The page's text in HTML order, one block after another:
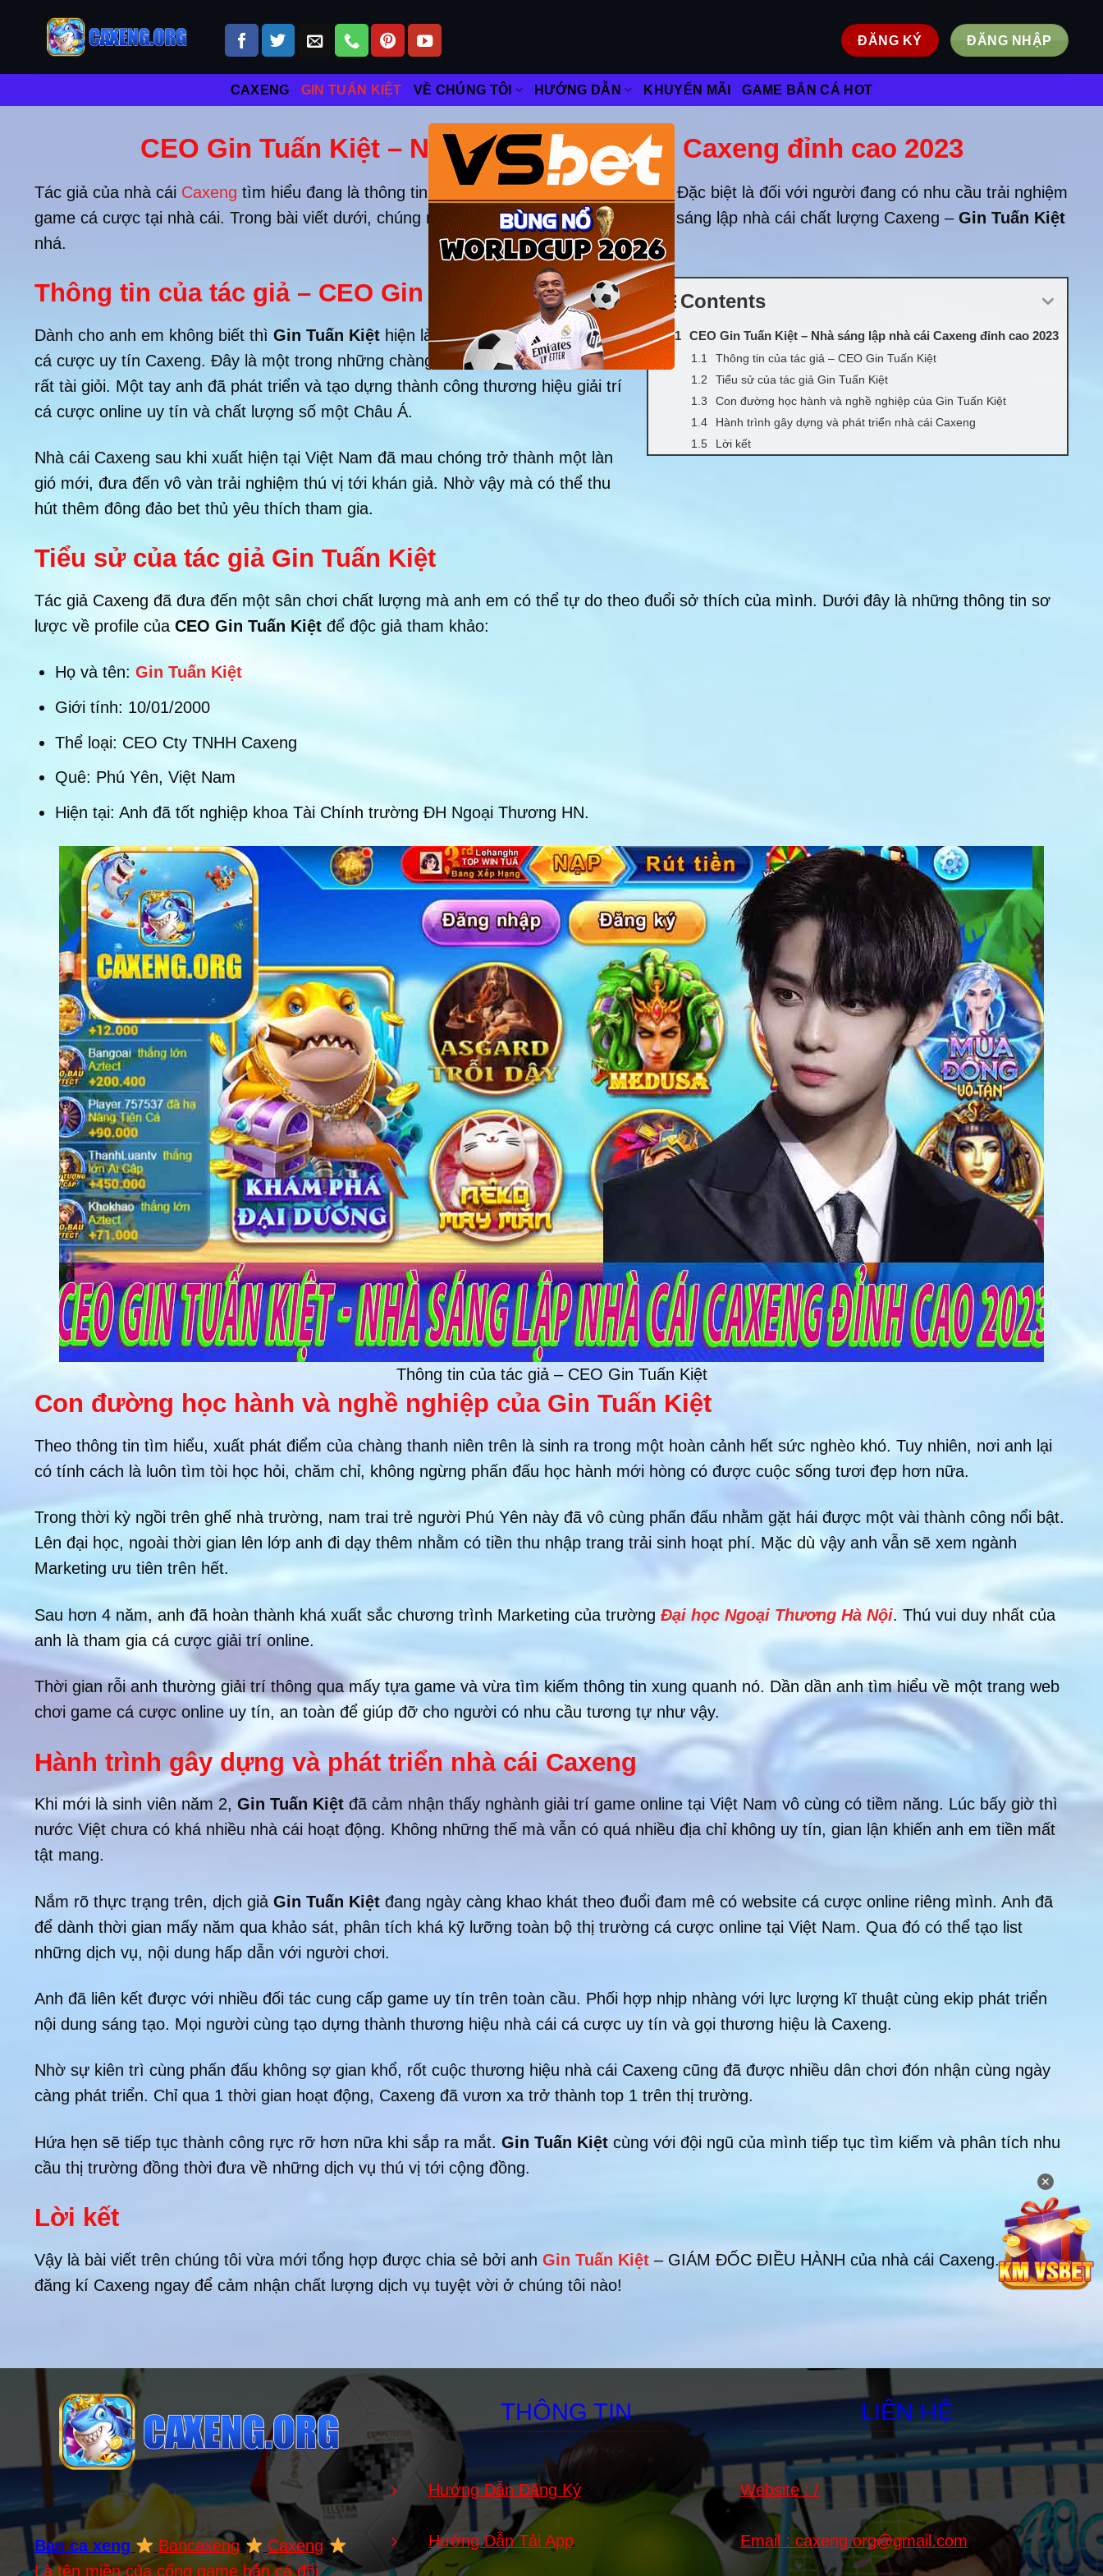
content
ĐĂNG KÝ ĐĂNG NHẬP
CAXENG GIN TUẤN KIỆT VỀ CHÚNG TÔI HƯỚNG DẪN KHUYẾN MÃI GAME BẮN CÁ HOT
CEO Gin Tuấn Kiệt – Nhà sáng lập nhà cái Caxeng đỉnh cao 2023
Tác giả của nhà cái Caxeng tìm hiểu đang là thông tin khiến cho đông đảo người chú ý. Đặc biệt là đối với người đang có nhu cầu trải nghiệm
game cá cược tại nhà cái. Trong bài viết dưới, chúng mình hãy tham khảo tiểu sử CEO sáng lập nhà cái chất lượng Caxeng – Gin Tuấn Kiệt
nhá.
Contents
CEO Gin Tuấn Kiệt – Nhà sáng lập nhà cái Caxeng đỉnh cao 2023
Thông tin của tác giả – CEO Gin Tuấn Kiệt
Tiểu sử của tác giả Gin Tuấn Kiệt
Con đường học hành và nghề nghiệp của Gin Tuấn Kiệt
Hành trình gây dựng và phát triển nhà cái Caxeng
Lời kết
Thông tin của tác giả – CEO Gin Tuấn Kiệt
Dành cho anh em không biết thì Gin Tuấn Kiệt hiện là sáng lập, CEO của trang
cá cược uy tín Caxeng. Đây là một trong những chàng CEO trẻ đẹp trai mà lại
rất tài giỏi. Một tay anh đã phát triển và tạo dựng thành công thương hiệu giải trí
cá cược online uy tín và chất lượng số một Châu Á.
Nhà cái Caxeng sau khi xuất hiện tại Việt Nam đã mau chóng trở thành một làn
gió mới, đưa đến vô vàn trải nghiệm thú vị tới khán giả. Nhờ vậy mà có thể thu
hút thêm đông đảo bet thủ yêu thích tham gia.
Tiểu sử của tác giả Gin Tuấn Kiệt
Tác giả Caxeng đã đưa đến một sân chơi chất lượng mà anh em có thể tự do theo đuổi sở thích của mình. Dưới đây là những thông tin sơ
lược về profile của CEO Gin Tuấn Kiệt để độc giả tham khảo:
Họ và tên:Gin Tuấn Kiệt
Giới tính: 10/01/2000
Thể loại: CEO Cty TNHH Caxeng
Quê: Phú Yên, Việt Nam
Hiện tại: Anh đã tốt nghiệp khoa Tài Chính trường ĐH Ngoại Thương HN.
Thông tin của tác giả – CEO Gin Tuấn Kiệt
Con đường học hành và nghề nghiệp của Gin Tuấn Kiệt
Theo thông tin tìm hiểu, xuất phát điểm của chàng thanh niên trên là sinh ra trong một hoàn cảnh hết sức nghèo khó. Tuy nhiên, nơi anh lại
có tính cách là luôn tìm tòi học hỏi, chăm chỉ, không ngừng phấn đấu học hành mới hòng có được cuộc sống tươi đẹp hơn nữa.
Trong thời kỳ ngồi trên ghế nhà trường, nam trai trẻ người Phú Yên này đã vô cùng phấn đấu nhằm gặt hái được một vài thành công nổi bật.
Lên đại học, ngoài thời gian lên lớp anh đi dạy thêm nhằm có tiền thu nhập trang trải sinh hoạt phí. Mặc dù vậy anh vẫn sẽ xem ngành
Marketing ưu tiên trên hết.
Sau hơn 4 năm, anh đã hoàn thành khá xuất sắc chương trình Marketing của trường Đại học Ngoại Thương Hà Nội. Thú vui duy nhất của
anh là tham gia cá cược giải trí online.
Thời gian rỗi anh thường giải trí thông qua mấy tựa game và vừa tìm kiếm thông tin xung quanh nó. Dần dần anh tìm hiểu về một trang web
chơi game cá cược online uy tín, an toàn để giúp đỡ cho người có nhu cầu tương tự như vậy.
Hành trình gây dựng và phát triển nhà cái Caxeng
Khi mới là sinh viên năm 2, Gin Tuấn Kiệt đã cảm nhận thấy nghành giải trí game online tại Việt Nam vô cùng có tiềm năng. Lúc bấy giờ thì
nước Việt chưa có khá nhiều nhà cái hoạt động. Không những thế mà vẫn có quá nhiều địa chỉ không uy tín, gian lận khiến anh em tiền mất
tật mang.
Nắm rõ thực trạng trên, dịch giả Gin Tuấn Kiệt đang ngày càng khao khát theo đuổi đam mê có website cá cược online riêng mình. Anh đã
để dành thời gian mấy năm qua khảo sát, phân tích khá kỹ lưỡng toàn bộ thị trường cá cược online tại Việt Nam. Qua đó có thể tạo list
những dịch vụ, nội dung hấp dẫn với người chơi.
Anh đã liên kết được với nhiều đối tác cung cấp game uy tín trên toàn cầu. Phối hợp nhịp nhàng với lực lượng kĩ thuật cùng ekip phát triển
nội dung sáng tạo. Mọi người cùng tạo dựng thành thương hiệu nhà cái cá cược uy tín và gọi thương hiệu là Caxeng.
Nhờ sự kiên trì cùng phấn đấu không sợ gian khổ, rốt cuộc thương hiệu nhà cái Caxeng cũng đã được nhiều dân chơi đón nhận cùng ngày
càng phát triển. Chỉ qua 1 thời gian hoạt động, Caxeng đã vươn xa trở thành top 1 trên thị trường.
Hứa hẹn sẽ tiếp tục thành công rực rỡ hơn nữa khi sắp ra mắt. Gin Tuấn Kiệt cùng với đội ngũ của mình tiếp tục tìm kiếm và phân tích nhu
cầu thị trường đồng thời đưa về những dịch vụ thú vị tới cộng đồng.
Lời kết
Vậy là bài viết trên chúng tôi vừa mới tổng hợp được chia sẻ bởi anh Gin Tuấn Kiệt – GIÁM ĐỐC ĐIỀU HÀNH của nhà cái Caxeng. Hãy
đăng kí Caxeng ngay để cảm nhận chất lượng dịch vụ tuyệt vời ở chúng tôi nào!
Ban ca xeng Bancaxeng
Caxeng
Là tên miền của cổng game bắn cá đổi
THÔNG TIN
Hướng Dẫn Đăng Ký
Hướng Dẫn Tải App
LIÊN HỆ
Website : /
Email : caxeng.org@gmail.com
✕
×